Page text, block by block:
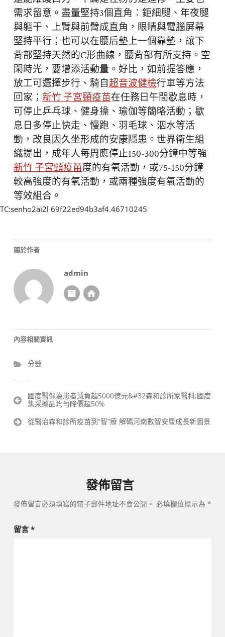
需求留意。盡量堅持3個直角：鉅細腿、年夜腿
與軀干、上臂與前臂成直角，眼睛與電腦屏幕
堅持平行；也可以在腰后墊上一個靠墊，讓下
背部堅持天然的C形曲線，腰背部有所支持。空
閑時光，要增添活動量。好比，如前提答應，
放工可選擇步行、騎自超音波健檢行車等方法
回家； 新竹 子宮頸疫苗在任務日午間歇息時，
可停止乒乓球、健身操、瑜伽等簡略活動；歇
息日多停止快走、慢跑、羽毛球、泅水等活
動，改良因久坐形成的安康隱患。世界衛生組
織提出，成年人每周應停止150-300分鐘中等強
新竹 子宮頸疫苗度的有氧活動，或75-150分鐘
較高強度的有氧活動，或兩種強度有氧活動的
等效組合。
TC:senho2ai2l 69f22ed94b3af4.46710245
關於作者
admin
內容相關資訊
分數
文
章
導
覽
國度醫保為患者減負超5000億元&#32森和診所家醫科;國度
集采藥品均勻降價超50%
從醫治森和診所疫苗到“智”療 解碼河南數智安康成長新圖景
發佈留言
發佈留言必須填寫的電子郵件地址不會公開。 必填欄位標示為 *
留言 *